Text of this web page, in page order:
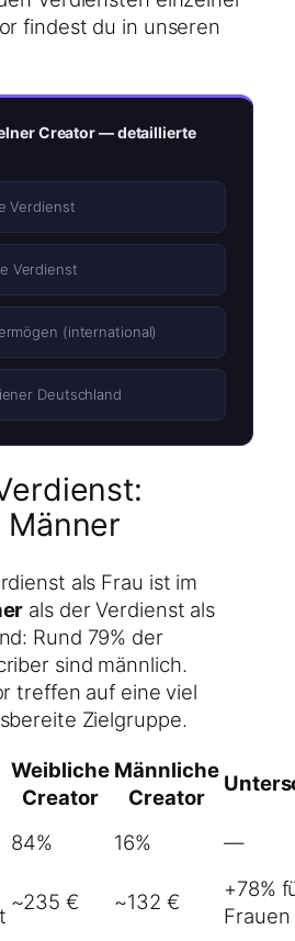
findest du in unseren
Creator — detaillierte
Verdienst
Verdienst
(international)
Deutschland
Männer
als Frau ist im
als der Verdienst als
Rund 79% der
sind männlich.
treffen auf eine viel
Zielgruppe.
Weibliche
Creator
Männliche
Creator
84% 16%
—
~235 € ~132 €
+78%
Frauen